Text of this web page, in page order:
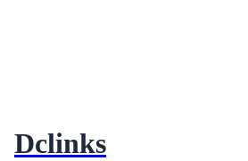
Dclinks